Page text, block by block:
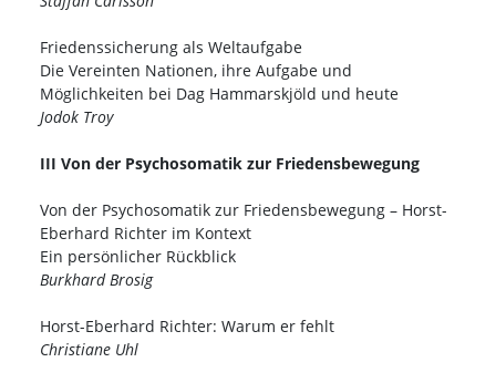
Friedenssicherung als Weltaufgabe
Die Vereinten Nationen, ihre Aufgabe und
Möglichkeiten bei Dag Hammarskjöld und heute
Jodok Troy
III Von der Psychosomatik zur Friedensbewegung
Von der Psychosomatik zur Friedensbewegung – Horst-
Eberhard Richter im Kontext
Ein persönlicher Rückblick
Burkhard Brosig
Horst-Eberhard Richter: Warum er fehlt
Christiane Uhl